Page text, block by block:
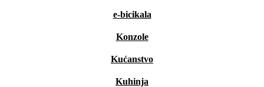
e-bicikala
Konzole
Kućanstvo
Kuhinja